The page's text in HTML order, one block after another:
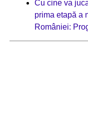
Cu cine va
prima etapă a
României: